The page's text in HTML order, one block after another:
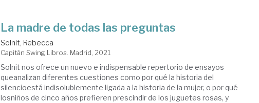
La madre de todas las preguntas
Solnit, Rebecca
Capitán Swing Libros. Madrid, 2021
Solnit nos ofrece un nuevo e indispensable repertorio de ensayos
queanalizan diferentes cuestiones como por qué la historia del
silencioestá indisolublemente ligada a la historia de la mujer, o por qué
losniños de cinco años prefieren prescindir de los juguetes rosas, y